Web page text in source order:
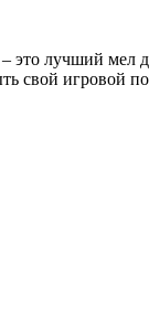
это лучший
свой игровой